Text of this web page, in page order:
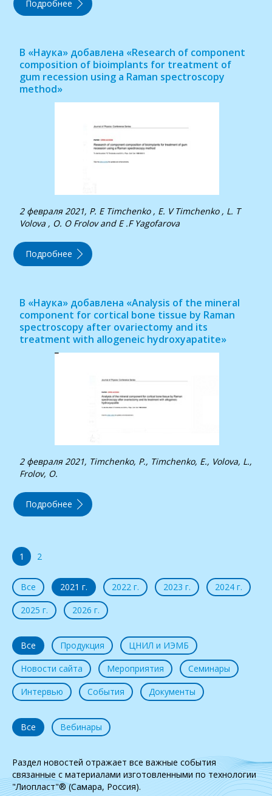
Подробнее
В «Наука» добавлена «Research of component
composition of bioimplants for treatment of
gum recession using a Raman spectroscopy
method»
2 февраля 2021, P. Е Timchenko , Е. V Timchenko , L. Т
Volova , О. О Frolov and E .F Yagofarova
Подробнее
В «Наука» добавлена «Analysis of the mineral
component for cortical bone tissue by Raman
spectroscopy after ovariectomy and its
treatment with allogeneic hydroxyapatite»
2 февраля 2021, Timchenko, P., Timchenko, E., Volova, L.,
Frolov, O.
Подробнее
1 2
Все 2021 г. 2022 г. 2023 г.
2024 г.
2025 г.
2026 г.
Все Продукция
ЦНИЛ и ИЭМБ
Новости сайта
Мероприятия
Семинары
Интервью
События Документы
Все Вебинары
Раздел новостей отражает все важные события
связанные с материалами изготовленными по технологии
"Лиопласт"® (Самара, Россия).